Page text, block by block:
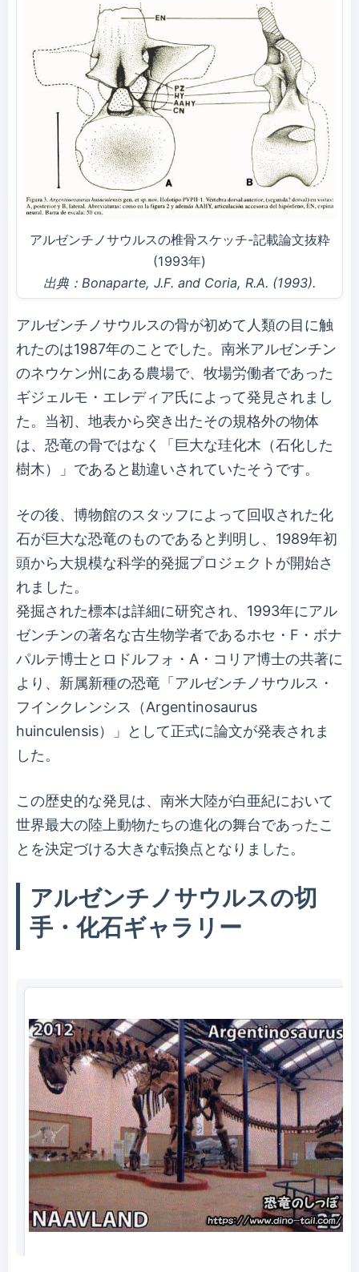
アルゼンチノサウルスの椎骨スケッチ-記載論文抜粋
(1993年)
出典：Bonaparte, J.F. and Coria, R.A. (1993).
アルゼンチノサウルスの骨が初めて人類の目に触
れたのは1987年のことでした。南米アルゼンチン
のネウケン州にある農場で、牧場労働者であった
ギジェルモ・エレディア氏によって発見されまし
た。当初、地表から突き出たその規格外の物体
は、恐竜の骨ではなく「巨大な珪化木（石化した
樹木）」であると勘違いされていたそうです。
その後、博物館のスタッフによって回収された化
石が巨大な恐竜のものであると判明し、1989年初
頭から大規模な科学的発掘プロジェクトが開始さ
れました。
発掘された標本は詳細に研究され、1993年にアル
ゼンチンの著名な古生物学者であるホセ・F・ボナ
パルテ博士とロドルフォ・A・コリア博士の共著に
より、新属新種の恐竜「アルゼンチノサウルス・
フインクレンシス（Argentinosaurus
huinculensis）」として正式に論文が発表されま
した。
この歴史的な発見は、南米大陸が白亜紀において
世界最大の陸上動物たちの進化の舞台であったこ
とを決定づける大きな転換点となりました。
アルゼンチノサウルスの切
手・化石ギャラリー